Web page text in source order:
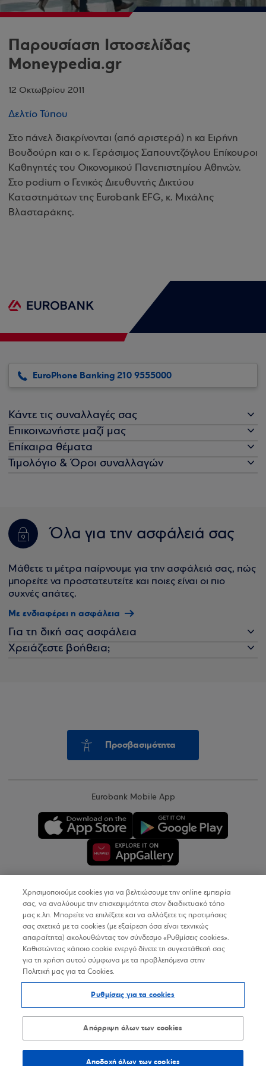
Παρουσίαση Ιστοσελίδας
Moneypedia.gr
12 Οκτωβρίου 2011
Δελτίο Τύπου
Στο πάνελ διακρίνονται (από αριστερά) η κα Ειρήνη
Βουδούρη και ο κ. Γεράσιμος Σαπουντζόγλου Επίκουροι
Καθηγητές του Οικονομικού Πανεπιστημίου Αθηνών.
Στο podium ο Γενικός Διευθυντής Δικτύου
Καταστημάτων της Eurobank EFG, κ. Μιχάλης
Βλασταράκης.
EuroPhone Banking 210 9555000
Κάντε τις συναλλαγές σας
Επικοινωνήστε μαζί μας
Επίκαιρα θέματα
Τιμολόγιο & Όροι συναλλαγών
Όλα για την ασφάλειά σας
Μάθετε τι μέτρα παίρνουμε για την ασφάλειά σας, πώς
μπορείτε να προστατευτείτε και ποιες είναι οι πιο
συχνές απάτες.
Με ενδιαφέρει η ασφάλεια
Για τη δική σας ασφάλεια
Χρειάζεστε βοήθεια;
Προσβασιμότητα
Eurobank Mobile App
Copyright © 2026
Όροι Χρήσης
Προσωπικά Δεδομένα στον Διαδικτυακό Τόπο
Δήλωση Προσβασιμότητας
Sitemap
Χρησιμοποιούμε cookies για να βελτιώσουμε την online εμπειρία
σας, να αναλύουμε την επισκεψιμότητα στον διαδικτυακό τόπο
μας κ.λπ. Μπορείτε να επιλέξετε και να αλλάξετε τις προτιμήσεις
σας σχετικά με τα cookies (με εξαίρεση όσα είναι τεχνικώς
απαραίτητα) ακολουθώντας τον σύνδεσμο «Ρυθμίσεις cookies».
Καθιστώντας κάποιο cookie ενεργό δίνετε τη συγκατάθεσή σας
για τη χρήση αυτού σύμφωνα με τα προβλεπόμενα στην
Πολιτική μας για τα Cookies.
Ρυθμίσεις για τα cookies
Απόρριψη όλων των cookies
Αποδοχή όλων των cookies